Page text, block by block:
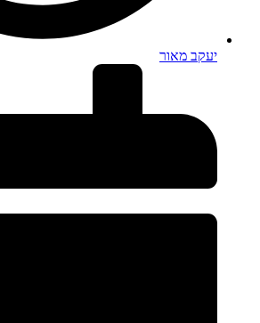
יעקב מאור